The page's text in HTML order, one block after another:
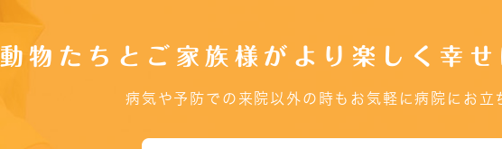
動物たちとご家族様がより楽しく幸
病気や予防での来院以外の時もお気軽に病院にお立